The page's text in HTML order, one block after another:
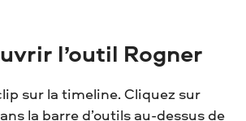
l’outil Rogner
sur la timeline. Cliquez sur
la barre d’outils au-dessus de